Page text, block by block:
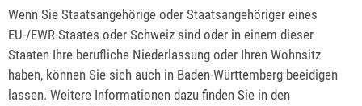
Wenn Sie Staatsangehörige oder Staatsangehöriger eines
EU-/EWR-Staates oder Schweiz sind oder in einem dieser
Staaten Ihre berufliche Niederlassung oder Ihren Wohnsitz
haben, können Sie sich auch in Baden-Württemberg beeidigen
lassen. Weitere Informationen dazu finden Sie in den